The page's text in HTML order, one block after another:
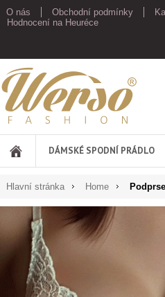
O nás Obchodní podmínky
Hodnocení na Heuréce
Werso
DÁMSKÉ SPODNÍ PRÁDLO
Hlavní stránka Home